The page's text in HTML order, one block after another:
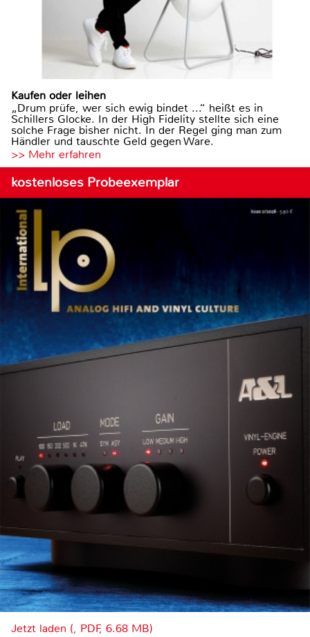
Kaufen oder leihen
„Drum prüfe, wer sich ewig bindet ...“ heißt es in
Schillers Glocke. In der High Fidelity stellte sich eine
solche Frage bisher nicht. In der Regel ging man zum
Händler und tauschte Geld gegen Ware.
>> Mehr erfahren
kostenloses Probeexemplar
Jetzt laden (, PDF, 6.68 MB)